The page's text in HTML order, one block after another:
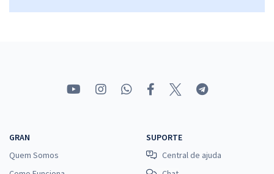
GRAN
Quem Somos
SUPORTE
Central de ajuda